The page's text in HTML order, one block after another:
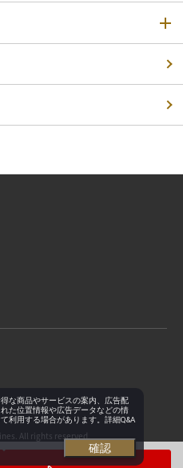
All rights reserved.
な商品やサービスの案内、広告配
た位置情報や広告データなどの情
利用する場合があります。詳細Q&A
確認